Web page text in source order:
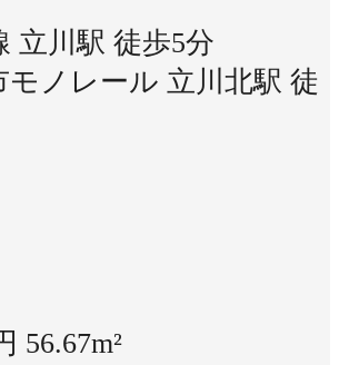
立川駅 徒歩5分
モノレール 立川北駅 徒
56.67m²